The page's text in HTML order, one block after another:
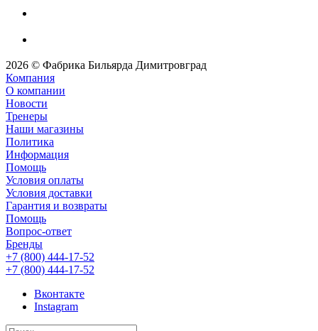
2026 © Фабрика Бильярда Димитровград
Компания
О компании
Новости
Тренеры
Наши магазины
Политика
Информация
Помощь
Условия оплаты
Условия доставки
Гарантия и возвраты
Помощь
Вопрос-ответ
Бренды
+7 (800) 444-17-52
+7 (800) 444-17-52
Вконтакте
Instagram